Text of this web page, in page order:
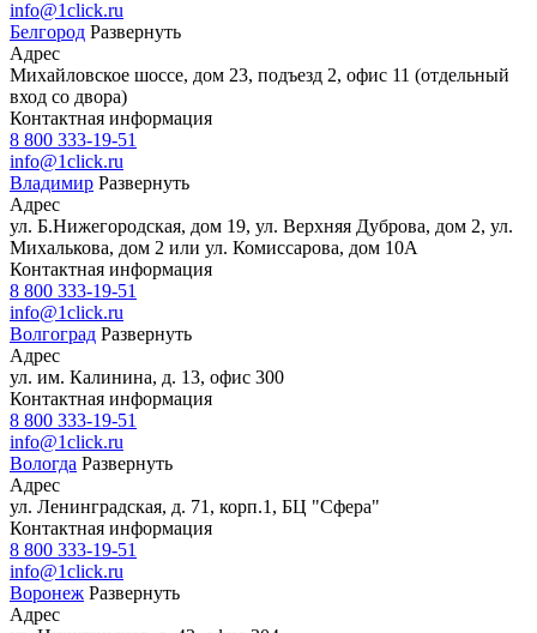
info@1click.ru
Белгород Развернуть
Адрес
Михайловское шоссе, дом 23, подъезд 2, офис 11 (отдельный
вход со двора)
Контактная информация
8 800 333-19-51
info@1click.ru
Владимир Развернуть
Адрес
ул. Б.Нижегородская, дом 19, ул. Верхняя Дуброва, дом 2, ул.
Михалькова, дом 2 или ул. Комиссарова, дом 10А
Контактная информация
8 800 333-19-51
info@1click.ru
Волгоград Развернуть
Адрес
ул. им. Калинина, д. 13, офис 300
Контактная информация
8 800 333-19-51
info@1click.ru
Вологда Развернуть
Адрес
ул. Ленинградская, д. 71, корп.1, БЦ "Сфера"
Контактная информация
8 800 333-19-51
info@1click.ru
Воронеж Развернуть
Адрес